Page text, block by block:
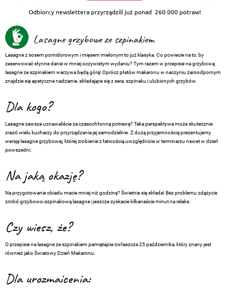
Odbiorcy newslettera przyrządzili już ponad 260 000 potraw!
Lasagne grzybowe ze szpinakiem
Lasagne z sosem pomidorowym i mięsem mielonym to już klasyka. Co powiecie na to, by
zaserwować słynne danie w mniej oczywistym wydaniu? Tym razem w przepisie na grzybową
lasagne ze szpinakiem warzywa będą górą! Oprócz płatów makaronu w naczyniu żaroodpornym
znajdzie się apetyczne nadzienie, składające się z sera, szpinaku i ulubionych grzybów.
Dla kogo?
Lasagne zawsze uznawaliście za czasochłonną potrawę? Taka perspektywa może skutecznie
zrazić wielu kucharzy do przyrządzania jej samodzielnie. Z dużą przyjemnością prezentujemy
wersję lasagne grzybowej, której zrobienie z łatwością uwzględnicie w terminarzu nawet w dzień
powszedni.
Na jaką okazję?
Na przygotowanie obiadu macie mniej niż godzinę? Świetnie się składa! Bez problemu zdążycie
zrobić grzybowo-szpinakową lasagne i jeszcze zyskacie kilkanaście minut na relaks.
Czy wiesz, że?
O przepisie na lasagne ze szpinakiem pamiętajcie zwłaszcza 25 października, który znany jest
również jako Światowy Dzień Makaronu.
Dla urozmaicenia: